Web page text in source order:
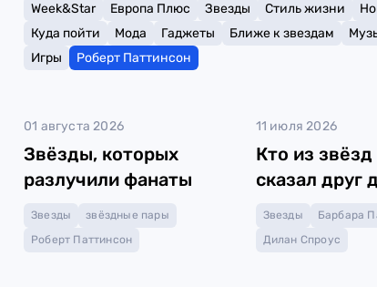
Week&Star Европа Плюс Звезды Стиль жизни
Куда пойти
Мода Гаджеты Ближе к звездам
Игры
Роберт Паттинсон
01 августа 2026
Звёзды, которых
разлучили фанаты
Звезды
звёздные пары
Роберт Паттинсон
11 июля 2026
Кто из
сказал друг
Звезды
Барбара
Дилан Спроус